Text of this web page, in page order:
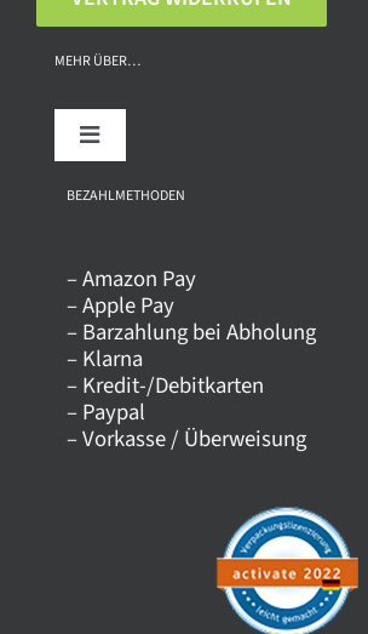
MEHR ÜBER…
Toggle
Über uns
Kontakt
Versandkosten
Datenschutz
BEZAHLMETHODEN
– Amazon Pay
– Apple Pay
– Barzahlung bei Abholung
– Klarna
– Kredit-/Debitkarten
– Paypal
– Vorkasse / Überweisung